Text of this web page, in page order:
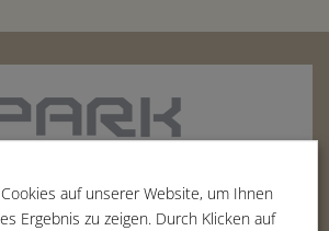
auf unserer Website, um Ihnen
Ergebnis zu zeigen. Durch Klicken auf